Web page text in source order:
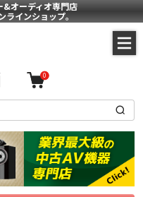
&オーディオ専門店
ラインショップ。
0